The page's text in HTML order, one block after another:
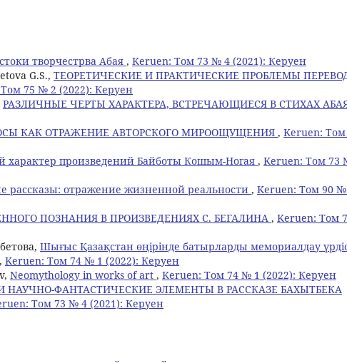
творчестрва Абая , Keruen: Том 73 № 4 (2021): Керуен
G.S., ТЕОРЕТИЧЕСКИЕ И ПРАКТИЧЕСКИЕ ПРОБЛЕМЫ
75 № 2 (2022): Керуен
РАЗЛИЧНЫЕ ЧЕРТЫ ХАРАКТЕРА, ВСТРЕЧАЮЩИЕСЯ В СТИХАХ
КАК ОТРАЖЕНИЕ АВТОРСКОГО МИРООЩУЩЕНИЯ , Keruen: Том
характер произведений Байботы Кошым-Ногая , Keruen: Том 73
рассказы: отражение жизненной реальности , Keruen: Том 90 №
ПОЗНАНИЯ В ПРОИЗВЕДЕНИЯХ С. БЕГАЛИНА , Keruen: Том
Шығыс Қазақстан өңірінде батырларды мемориалдау
, Keruen: Том 74 № 1 (2022): Керуен
Neomythology in works of art , Keruen: Том 74 № 1 (2022): Керуен
НАУЧНО-ФАНТАСТИЧЕСКИЕ ЭЛЕМЕНТЫ В РАССКАЗЕ БАХЫТБЕКА
Том 73 № 4 (2021): Керуен